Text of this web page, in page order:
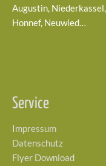
Augustin,
Honnef, Neuwied…
Service
Impressum
Datenschutz
Flyer Download